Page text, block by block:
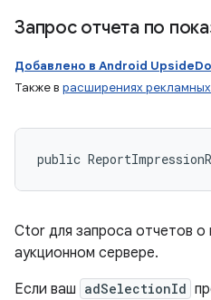
Запрос отчета по
Добавлено в Android
Также в расширениях
public
Ctor для запроса отчетов о
аукционном сервере.
Если ваш adSelectionId